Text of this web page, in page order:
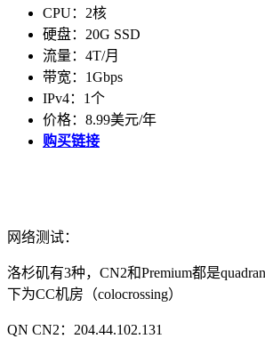
CPU：2核
硬盘：20G SSD
流量：4T/月
带宽：1Gbps
IPv4：1个
价格：8.99美元/年
购买链接
网络测试：
洛杉矶有3种，CN2和Premium都是
下为CC机房（colocrossing）
QN CN2：204.44.102.131